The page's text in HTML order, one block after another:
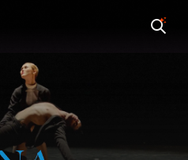
Carmin Burana: